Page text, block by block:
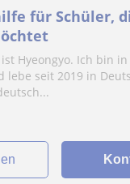
für Schüler,
Hyeongyo. Ich bin
lebe seit 2019 in